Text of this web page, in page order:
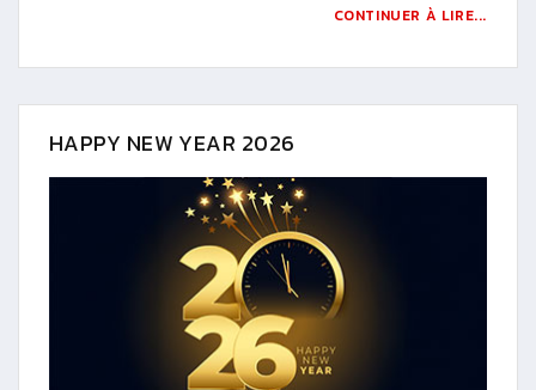
CONTINUER À LIRE...
HAPPY NEW YEAR 2026